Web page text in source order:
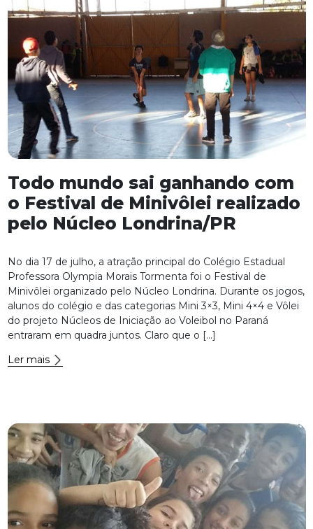
Todo mundo sai ganhando com
o Festival de Minivôlei realizado
pelo Núcleo Londrina/PR
No dia 17 de julho, a atração principal do Colégio Estadual
Professora Olympia Morais Tormenta foi o Festival de
Minivôlei organizado pelo Núcleo Londrina. Durante os jogos,
alunos do colégio e das categorias Mini 3×3, Mini 4×4 e Vôlei
do projeto Núcleos de Iniciação ao Voleibol no Paraná
entraram em quadra juntos. Claro que o […]
Ler mais